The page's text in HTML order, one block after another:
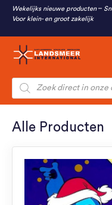
Wekelijks nieuwe producten
Voor klein- en groot zakelijk
Producten
zoeken
Alle Producten